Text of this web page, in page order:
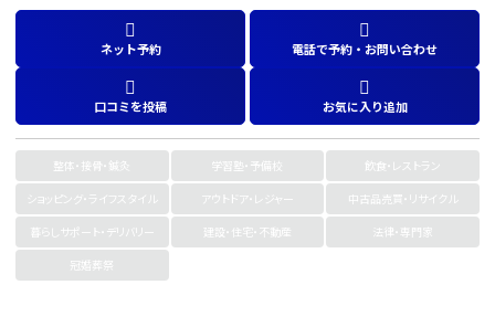
ネット予約 電話で予約・お問い合わせ
口コミを投稿 お気に入り追加
整体・接骨・鍼灸 学習塾・予備校
飲食・レストラン
ショッピング・ライフスタイル
アウトドア・レジャー
中古品売買・リサイクル
暮らしサポート・デリバリー
建設・住宅・不動産
法律・専門家
冠婚葬祭